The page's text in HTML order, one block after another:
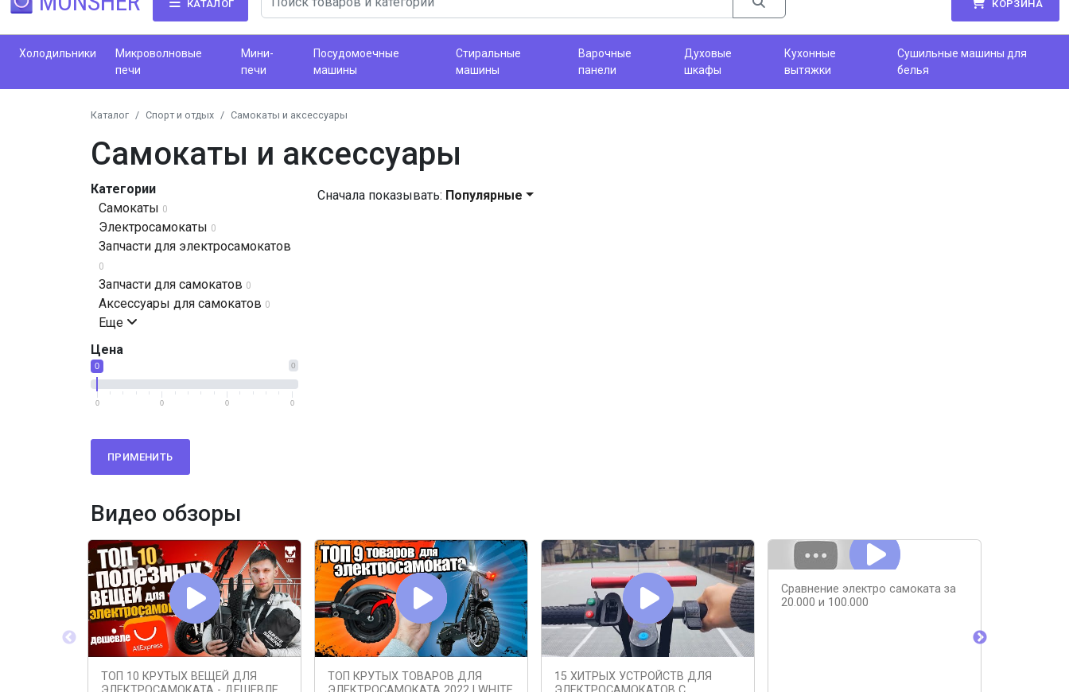
КАТАЛОГ КОРЗИНА
Холодильники
Микроволновые
печи
Мини-
печи
Посудомоечные
машины
Стиральные
машины
Варочные
панели
Духовые
шкафы
Кухонные
вытяжки
Сушильные машины для
белья
Каталог Спорт и отдых Самокаты и аксессуары
Самокаты и аксессуары
Категории
Самокаты 0
Электросамокаты 0
Запчасти для электросамокатов
0
Запчасти для самокатов 0
Аксессуары для самокатов 0
Еще
Цена
0
0
0 0 0 0
ПРИМЕНИТЬ
Сначала показывать: Популярные
Видео обзоры
ТОП 10 КРУТЫХ ВЕЩЕЙ ДЛЯ
ТОП КРУТЫХ ТОВАРОВ ДЛЯ
15 ХИТРЫХ УСТРОЙСТВ ДЛЯ
Сравнение электро самоката за
20.000 и 100.000